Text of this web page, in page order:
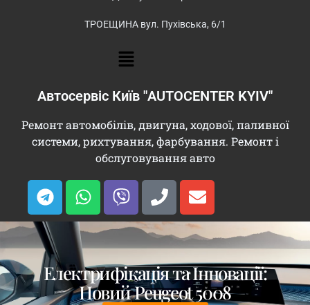
ТРОЕЩИНА вул. Пухівська, 6/1
Автосервіс Київ "AUTOCENTER KYIV"
Ремонт автомобілів, двигуна, ходової, паливної
системи, рихтування, фарбування. Ремонт і
обслуговування авто
Електрифікація та Інновації:
Новий Peugeot 5008